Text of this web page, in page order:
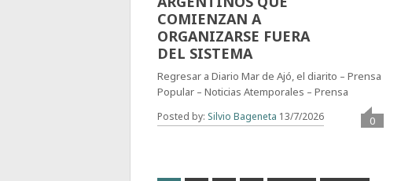
COMIENZAN A
ORGANIZARSE FUERA
DEL SISTEMA
Regresar a Diario Mar de Ajó, el diarito – Prensa
Popular – Noticias Atemporales – Prensa
Posted by: Silvio Bageneta 13/7/2026 0